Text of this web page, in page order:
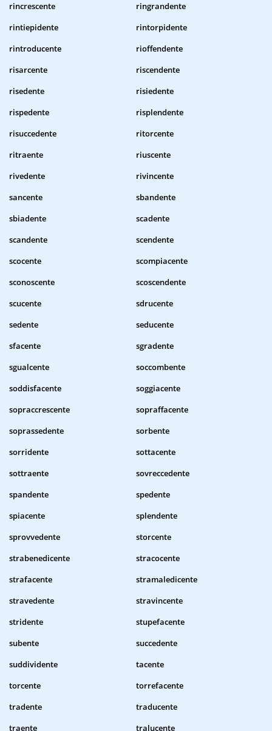
rincrescente
ringrandente
rintiepidente
rintorpidente
rintroducente
rioffendente
risarcente
riscendente
risedente
risiedente
rispedente
risplendente
risuccedente
ritorcente
ritraente
riuscente
rivedente
rivincente
sancente
sbandente
sbiadente
scadente
scandente
scendente
scocente
scompiacente
sconoscente
scoscendente
scucente
sdrucente
sedente
seducente
sfacente
sgradente
sgualcente
soccombente
soddisfacente
soggiacente
sopraccrescente
sopraffacente
soprassedente
sorbente
sorridente
sottacente
sottraente
sovreccedente
spandente
spedente
spiacente
splendente
sprovvedente
storcente
strabenedicente
stracocente
strafacente
stramaledicente
stravedente
stravincente
stridente
stupefacente
subente
succedente
suddividente
tacente
torcente
torrefacente
tradente
traducente
traente
tralucente